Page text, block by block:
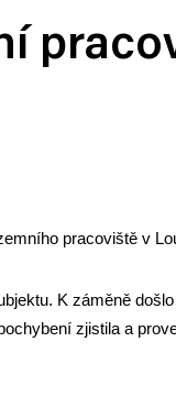
pracoviště v
K záměně
zjistila a